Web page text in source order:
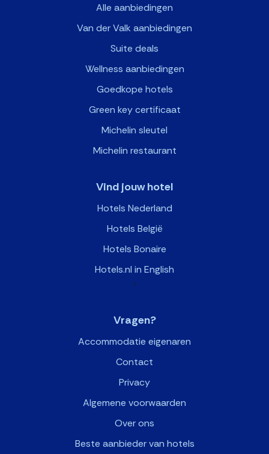
Alle aanbiedingen
Van der Valk aanbiedingen
Suite deals
Wellness aanbiedingen
Goedkope hotels
Green key certificaat
Michelin sleutel
Michelin restaurant
Vind jouw hotel
Hotels Nederland
Hotels België
Hotels Bonaire
Hotels.nl in English
>
Vragen?
Accommodatie eigenaren
Contact
Privacy
Algemene voorwaarden
Over ons
Beste aanbieder van hotels